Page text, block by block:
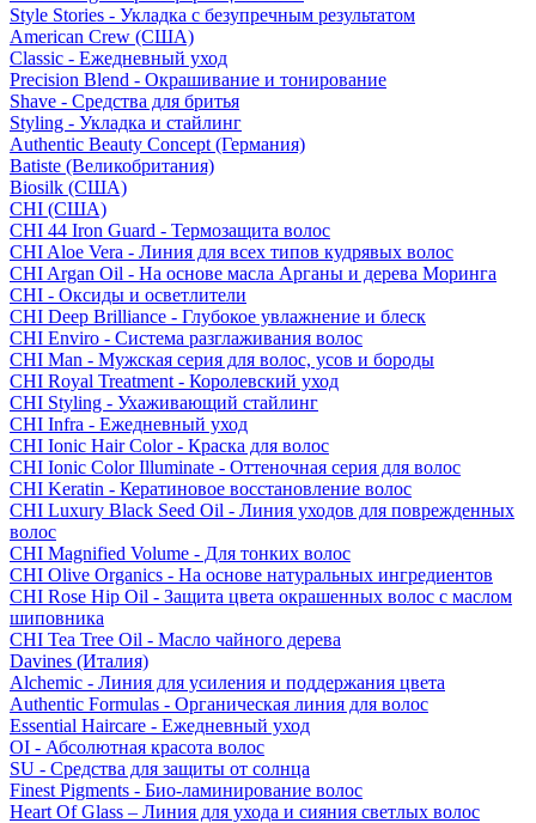
Style Stories - Укладка с безупречным результатом
American Crew (США)
Classic - Ежедневный уход
Precision Blend - Окрашивание и тонирование
Shave - Средства для бритья
Styling - Укладка и стайлинг
Authentic Beauty Concept (Германия)
Batiste (Великобритания)
Biosilk (США)
CHI (США)
CHI 44 Iron Guard - Термозащита волос
CHI Aloe Vera - Линия для всех типов кудрявых волос
CHI Argan Oil - На основе масла Арганы и дерева Моринга
CHI - Оксиды и осветлители
CHI Deep Brilliance - Глубокое увлажнение и блеск
CHI Enviro - Система разглаживания волос
CHI Man - Мужская серия для волос, усов и бороды
CHI Royal Treatment - Королевский уход
CHI Styling - Ухаживающий стайлинг
CHI Infra - Ежедневный уход
CHI Ionic Hair Color - Краска для волос
CHI Ionic Color Illuminate - Оттеночная серия для волос
CHI Keratin - Кератиновое восстановление волос
CHI Luxury Black Seed Oil - Линия уходов для поврежденных
волос
CHI Magnified Volume - Для тонких волос
CHI Olive Organics - На основе натуральных ингредиентов
CHI Rose Hip Oil - Защита цвета окрашенных волос с маслом
шиповника
CHI Tea Tree Oil - Масло чайного дерева
Davines (Италия)
Alchemic - Линия для усиления и поддержания цвета
Authentic Formulas - Органическая линия для волос
Essential Haircare - Eжедневный уход
OI - Абсолютная красота волос
SU - Средства для защиты от солнца
Finest Pigments - Био-ламинирование волос
Heart Of Glass – Линия для ухода и сияния светлых волос